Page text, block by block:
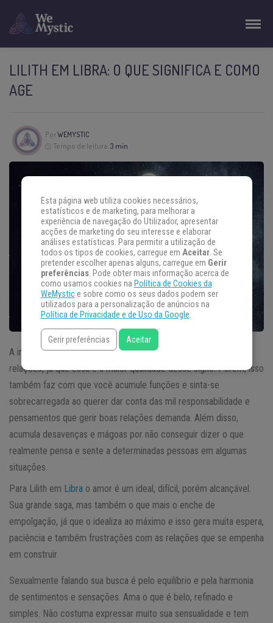
LILITH EM LIBRA: O QUE SIGNIFICA E COMO
AGE
PorWEMYSTIC
Tempo de leitura: 3 min
A influência deLilith em Libraestá muito ligada à harmonia nas
relações, já que essa é a maior qualidade desse signo. Porém, isso
também faz com que você acumule funções e sinta-se
sobrecarregada ao querer dar conta das mil responsabilidade e
pensamentos que gerir boas relações demanda. Além disso,
acumula desavenças e mágoas por não conseguir dizer o que
realmente pensa e sente a determinadas pessoas em algumas
situações.
Para Lilith em Libra o amor é um ideal, difícil, porém alcançável.
Sua grande saga, mas também o que mais o enche de
empolgação, já que o idealiza ao máximo e isso gera muita espera,
paciência e também frustrações com as relações que se empenha
em construir.
Sexualmente falando sua busca é pelo equilíbrio e pela harmonia
de sentimentos e sensações. Ama o que é belo, refinado e
simples. Não costuma expressar muito sua sensualidade e tem
Esta página web utiliza cookies necessários,
estatísticos e de marketing, para melhorar a
experiência de navegação do Utilizador, apresentar
acções de marketing do seu interesse e elaborar
análises estatísticas. Para permitir a utilização de
todos os tipos de cookies, carregue em Aceitar. Se
pretender escolher apenas alguns, carregue em Gerir
preferências. Pode obter mais informação acerca de
como usamos cookies na Política de Cookies da
WeMystice sobre como os seus dados podem ser
utilizados para a personalização de anúncios na
Política de Privacidade e de Uso da Google.
Gerir preferências Aceitar